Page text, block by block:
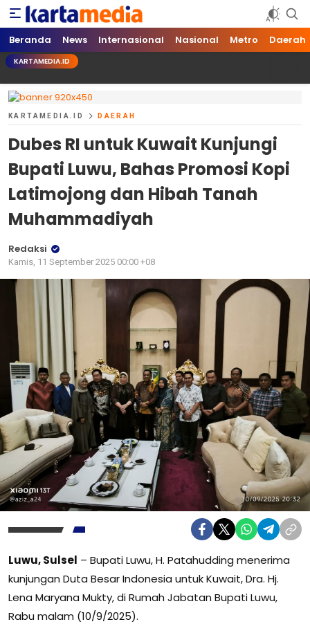
kartamedia.id
Jujur Mengabari
Beranda News Internasional Nasional Metro Daerah
KARTAMEDIA.ID
KARTAMEDIA.ID DAERAH
Dubes RI untuk Kuwait Kunjungi
Bupati Luwu, Bahas Promosi Kopi
Latimojong dan Hibah Tanah
Muhammadiyah
Redaksi
Kamis, 11 September 2025 00:00 +08
Luwu, Sulsel – Bupati Luwu, H. Patahudding menerima
kunjungan Duta Besar Indonesia untuk Kuwait, Dra. Hj.
Lena Maryana Mukty, di Rumah Jabatan Bupati Luwu,
Rabu malam (10/9/2025).